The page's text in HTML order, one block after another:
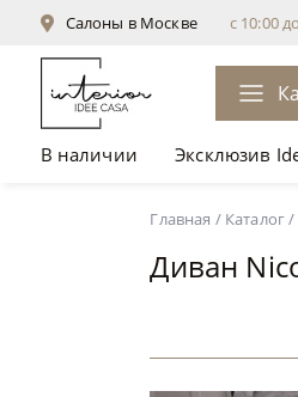
Салоны в Москве с 10:00
В наличии Эксклюзив
Главная / Каталог/
Диван